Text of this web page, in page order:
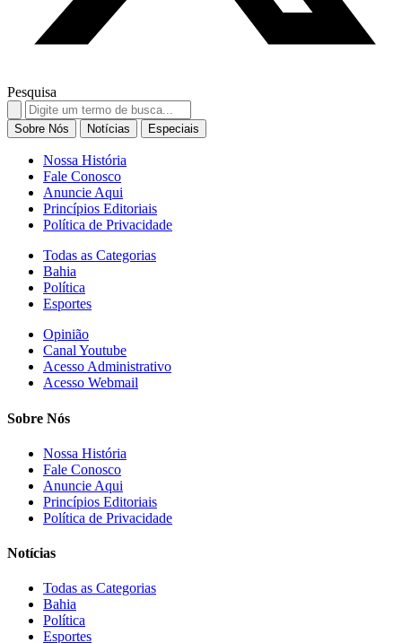
Pesquisa
Search
for:
Sobre Nós Notícias Especiais
Nossa História
Fale Conosco
Anuncie Aqui
Princípios Editoriais
Política de Privacidade
Todas as Categorias
Bahia
Política
Esportes
Opinião
Canal Youtube
Acesso Administrativo
Acesso Webmail
Sobre Nós
Nossa História
Fale Conosco
Anuncie Aqui
Princípios Editoriais
Política de Privacidade
Notícias
Todas as Categorias
Bahia
Política
Esportes